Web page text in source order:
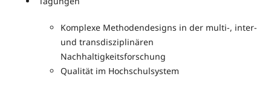
Komplexe Methodendesigns in der multi-, inter-
und transdisziplinären
Nachhaltigkeitsforschung
Qualität im Hochschulsystem